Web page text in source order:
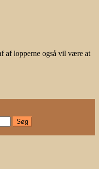
af lopperne også vil være at
Søg